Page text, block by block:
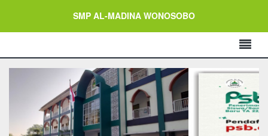
SMP AL-MADINA WONOSOBO